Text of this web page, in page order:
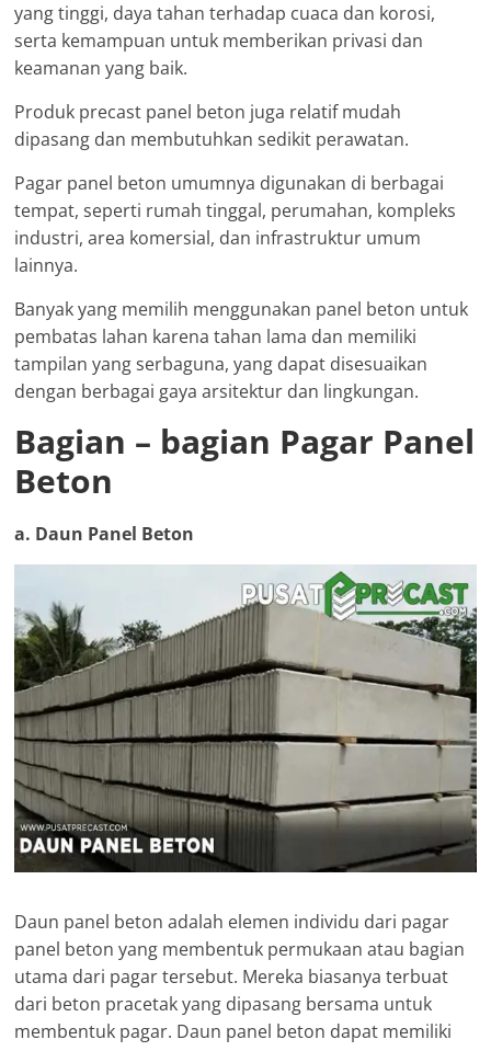
yang tinggi, daya tahan terhadap cuaca dan korosi,
serta kemampuan untuk memberikan privasi dan
keamanan yang baik.
Produk precast panel beton juga relatif mudah
dipasang dan membutuhkan sedikit perawatan.
Pagar panel beton umumnya digunakan di berbagai
tempat, seperti rumah tinggal, perumahan, kompleks
industri, area komersial, dan infrastruktur umum
lainnya.
Banyak yang memilih menggunakan panel beton untuk
pembatas lahan karena tahan lama dan memiliki
tampilan yang serbaguna, yang dapat disesuaikan
dengan berbagai gaya arsitektur dan lingkungan.
Bagian – bagian Pagar Panel
Beton
a. Daun Panel Beton
Daun panel beton adalah elemen individu dari pagar
panel beton yang membentuk permukaan atau bagian
utama dari pagar tersebut. Mereka biasanya terbuat
dari beton pracetak yang dipasang bersama untuk
membentuk pagar. Daun panel beton dapat memiliki